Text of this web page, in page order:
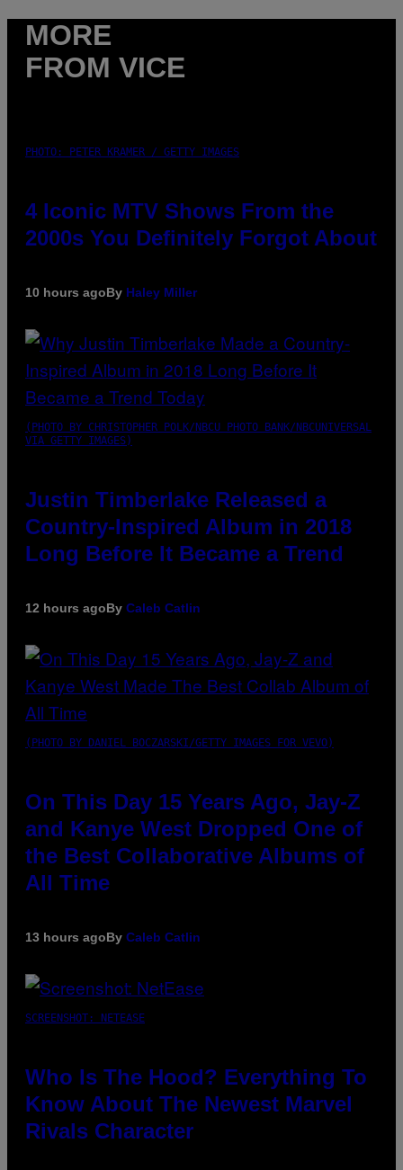
MORE
FROM VICE
PHOTO: PETER KRAMER / GETTY IMAGES
4 Iconic MTV Shows From the
2000s You Definitely Forgot About
10 hours agoBy Haley Miller
(PHOTO BY CHRISTOPHER POLK/NBCU PHOTO BANK/NBCUNIVERSAL
VIA GETTY IMAGES)
Justin Timberlake Released a
Country-Inspired Album in 2018
Long Before It Became a Trend
12 hours agoBy Caleb Catlin
(PHOTO BY DANIEL BOCZARSKI/GETTY IMAGES FOR VEVO)
On This Day 15 Years Ago, Jay-Z
and Kanye West Dropped One of
the Best Collaborative Albums of
All Time
13 hours agoBy Caleb Catlin
SCREENSHOT: NETEASE
Who Is The Hood? Everything To
Know About The Newest Marvel
Rivals Character